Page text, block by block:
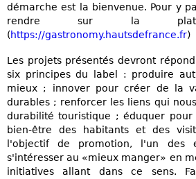
démarche est la bienvenue. Pour y
rendre sur la
(https://gastronomy.hautsdefrance.fr)
Les projets présentés devront
six principes du label : produire
mieux ; innover pour créer de la
durables ; renforcer les liens qui
durabilité touristique ; éduquer
bien-être des habitants et des
l'objectif de promotion, l'un des
s'intéresser au «mieux manger» en
initiatives allant dans ce sens.